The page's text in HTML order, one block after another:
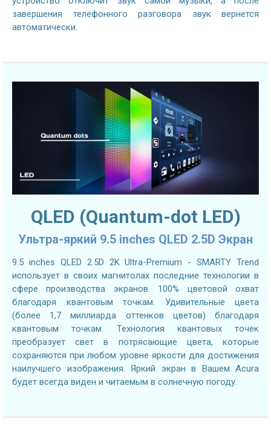
завершения телефонного разговора звук вернется
автоматически.
QLED (Quantum-dot LED)
Ультра-яркий 9.5 inches QLED 2.5D Экран
9.5 inches QLED 2.5D 2K Ultra-Premium - SMARTY Trend
использует в своих магнитолах последние технологии в
сфере производства экранов. 100% цветовой охват
благодаря квантовым точкам. Удивительные цвета
(более 1,7 миллиарда оттенков цветов) благодаря
квантовым точкам. Технология квантовых точек
преобразует свет в потрясающие цвета, которые
сохраняются при любом уровне яркости для достижения
наилучшего изображения. Яркий экран в Вашем Acura
будет всегда виден и читаемым в солнечную погоду.